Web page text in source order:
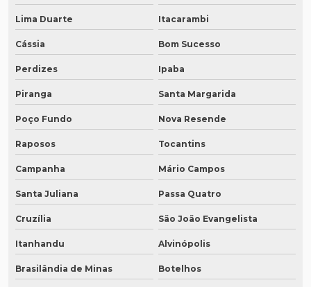
Lima Duarte Itacarambi
Cássia Bom Sucesso
Perdizes Ipaba
Piranga Santa Margarida
Poço Fundo Nova Resende
Raposos Tocantins
Campanha Mário Campos
Santa Juliana Passa Quatro
Cruzília São João Evangelista
Itanhandu Alvinópolis
Brasilândia de Minas Botelhos